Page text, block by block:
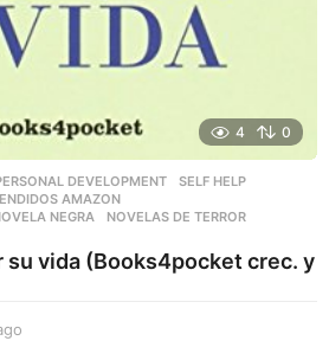
4 0
DEVELOPMENT ,SELF HELP
AMAZON
NEGRA ,NOVELAS DE TERROR
su vida (Books4pocket crec. y